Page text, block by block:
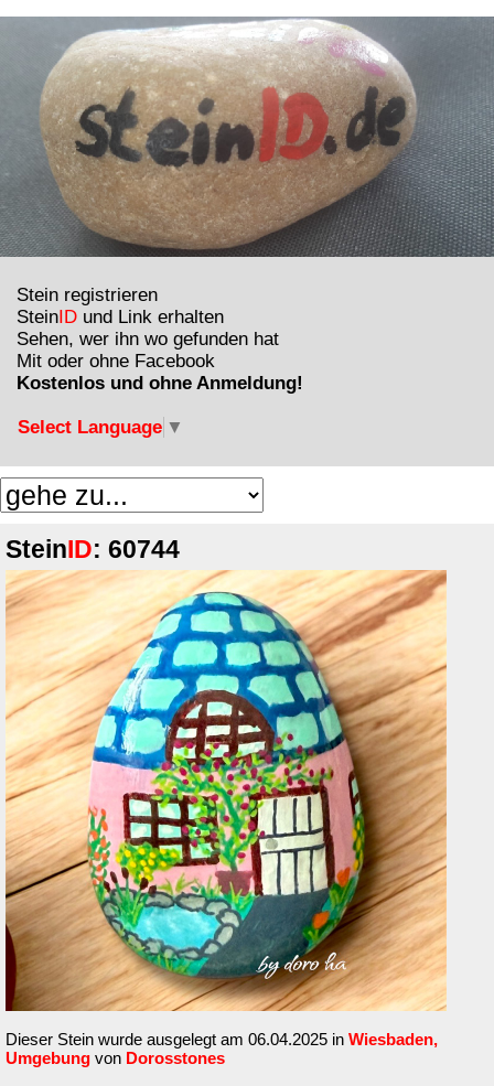
Stein registrieren
Stein ID und Link erhalten
Sehen, wer ihn wo gefunden hat
Mit oder ohne Facebook
Kostenlos und ohne Anmeldung!
Select Language ▼
Stein ID: 60744
Dieser Stein wurde ausgelegt am 06.04.2025 in Wiesbaden,
Umgebung von Dorosstones